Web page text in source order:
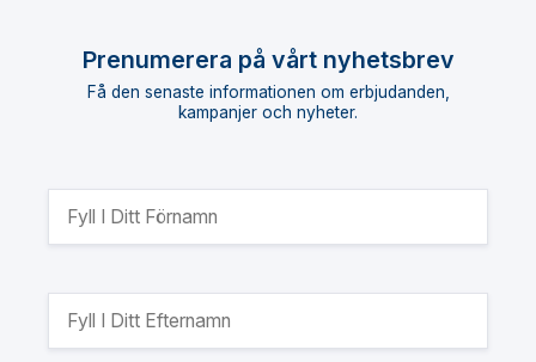
Prenumerera på vårt nyhetsbrev
Få den senaste informationen om erbjudanden,
kampanjer och nyheter.